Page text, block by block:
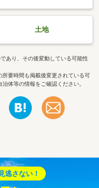
土地
あり、その後変動している可能性
要時間も掲載後変更されている可
体等の情報をご確認ください。
逃さない！